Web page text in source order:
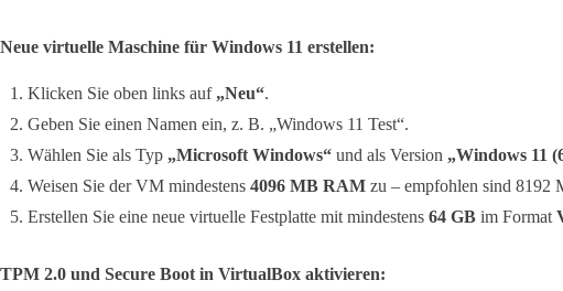
Neue virtuelle Maschine für Windows 11 erstellen:
Klicken Sie oben links auf „Neu“.
Geben Sie einen Namen ein, z. B. „Windows 11 Test“.
Wählen Sie als Typ „Microsoft Windows“ und als Version „Windows 11
Weisen Sie der VM mindestens 4096 MB RAM zu – empfohlen sind 8192
Erstellen Sie eine neue virtuelle Festplatte mit mindestens 64 GB im Format
TPM 2.0 und Secure Boot in VirtualBox aktivieren: